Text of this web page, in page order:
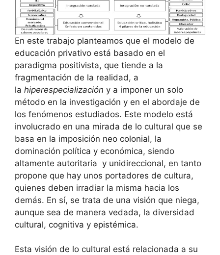
En este trabajo planteamos que el modelo de
educación privativo está basado en el
paradigma positivista, que tiende a la
fragmentación de la realidad, a
la hiperespecialización y a imponer un solo
método en la investigación y en el abordaje de
los fenómenos estudiados. Este modelo está
involucrado en una mirada de lo cultural que se
basa en la imposición neo colonial, la
dominación política y económica, siendo
altamente autoritaria y unidireccional, en tanto
propone que hay unos portadores de cultura,
quienes deben irradiar la misma hacia los
demás. En sí, se trata de una visión que niega,
aunque sea de manera vedada, la diversidad
cultural, cognitiva y epistémica.
Esta visión de lo cultural está relacionada a su